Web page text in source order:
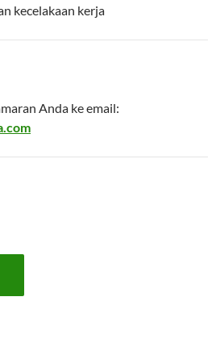
kecelakaan kerja
Anda ke email: